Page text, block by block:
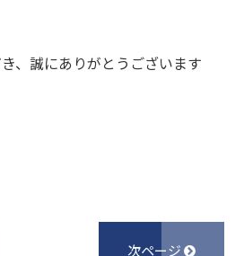
、誠にありがとうございます
次ページ